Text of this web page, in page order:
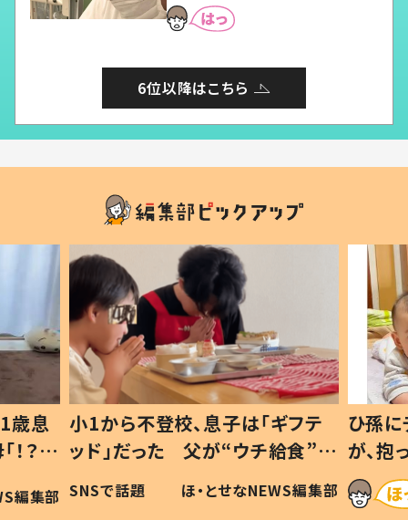
6位以降はこちら
歳息
？」
編集部
小1から不登校、息子は「ギフテ
ッド」だった 父が“ウチ給食”を
作り続ける理由とは #令和の親
#令和の子
SNSで話題 ほ・とせなNEWS編集部
ひ孫
が、
「涙が
い」